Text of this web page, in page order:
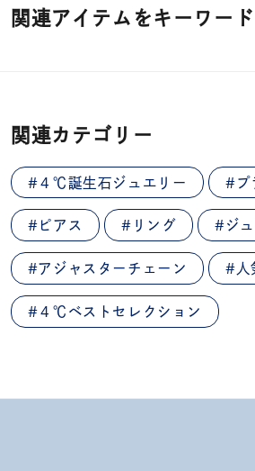
関連アイテムをキーワー
関連カテゴリー
#４℃誕生石ジュエリー #プ
#ピアス #リング #ジ
#アジャスターチェーン #人
#４℃ベストセレクション